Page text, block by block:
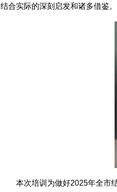
结合实际的深刻启发和诸多借鉴。
本次培训为做好2025年全市结